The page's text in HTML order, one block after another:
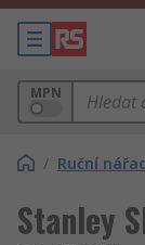
MPN
/ Ruční
Stanley